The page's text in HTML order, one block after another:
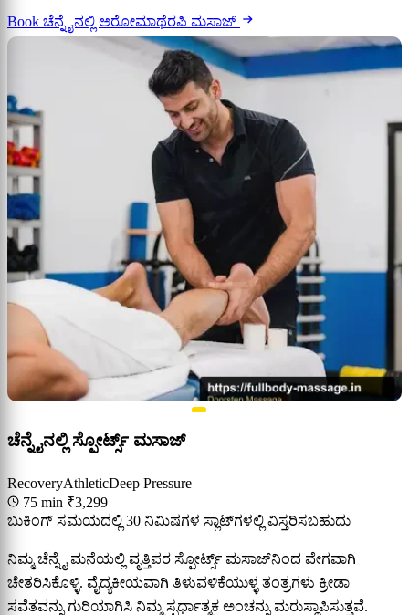
Book ಚೆನ್ನೈನಲ್ಲಿ ಅರೋಮಾಥೆರಪಿ ಮಸಾಜ್
ಚೆನ್ನೈನಲ್ಲಿ ಸ್ಪೋರ್ಟ್ಸ್ ಮಸಾಜ್
RecoveryAthleticDeep Pressure
75 min ₹3,299
ಬುಕಿಂಗ್ ಸಮಯದಲ್ಲಿ 30 ನಿಮಿಷಗಳ ಸ್ಲಾಟ್‌ಗಳಲ್ಲಿ ವಿಸ್ತರಿಸಬಹುದು
ನಿಮ್ಮ ಚೆನ್ನೈ ಮನೆಯಲ್ಲಿ ವೃತ್ತಿಪರ ಸ್ಪೋರ್ಟ್ಸ್ ಮಸಾಜ್‌ನಿಂದ ವೇಗವಾಗಿ
ಚೇತರಿಸಿಕೊಳ್ಳಿ. ವೈದ್ಯಕೀಯವಾಗಿ ತಿಳುವಳಿಕೆಯುಳ್ಳ ತಂತ್ರಗಳು ಕ್ರೀಡಾ
ಸವೆತವನ್ನು ಗುರಿಯಾಗಿಸಿ ನಿಮ್ಮ ಸ್ಪರ್ಧಾತ್ಮಕ ಅಂಚನ್ನು ಮರುಸ್ಥಾಪಿಸುತ್ತವೆ.